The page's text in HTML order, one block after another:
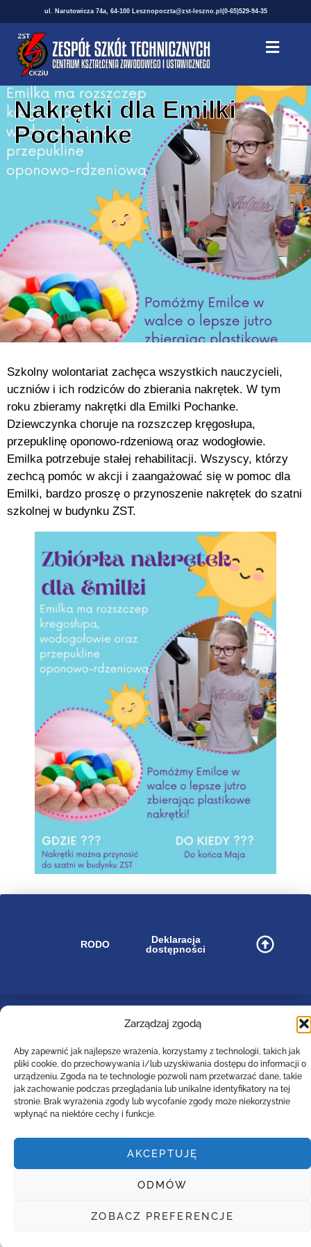
Zarządzaj zgodą
Aby zapewnić jak najlepsze wrażenia, korzystamy z technologii, takich jak
pliki cookie, do przechowywania i/lub uzyskiwania dostępu do informacji o
urządzeniu. Zgoda na te technologie pozwoli nam przetwarzać dane, takie
jak zachowanie podczas przeglądania lub unikalne identyfikatory na tej
stronie. Brak wyrażenia zgody lub wycofanie zgody może niekorzystnie
wpłynąć na niektóre cechy i funkcje.
AKCEPTUJĘ
ODMÓW
ZOBACZ PREFERENCJE
ul. Narutowicza 74a, 64-100 Lesznopoczta@zst-leszno.pl (0-65)529-94-35
Nakrętki dla Emilki
Pochanke
Szkolny wolontariat zachęca wszystkich nauczycieli,
uczniów i ich rodziców do zbierania nakrętek. W tym
roku zbieramy nakrętki dla Emilki Pochanke.
Dziewczynka choruje na rozszczep kręgosłupa,
przepuklinę oponowo-rdzeniową oraz wodogłowie.
Emilka potrzebuje stałej rehabilitacji. Wszyscy, którzy
zechcą pomóc w akcji i zaangażować się w pomoc dla
Emilki, bardzo proszę o przynoszenie nakrętek do szatni
szkolnej w budynku ZST.
RODO
Deklaracja
dostępności
Zespół Szkół Technicznych
w Lesznie
im. 55. Poznańskiego Pułku Piechoty
ul. Narutowicza 74a, 64-100 Leszno (woj. wielkopolskie)
Tel: (0-65)529-94-35
Email : poczta@zst-leszno.pl
Copyright. 2022. LiveProduction